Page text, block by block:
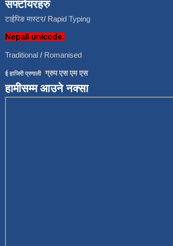
सफ्टोयरहरु
टाईपिङ मास्टर/ Rapid Typing
Nepali unicode:
Traditional / Romanised
ई हाजिरी प्रणाली/ग्रुप एस एम एस
हामीसम्म आउने नक्सा